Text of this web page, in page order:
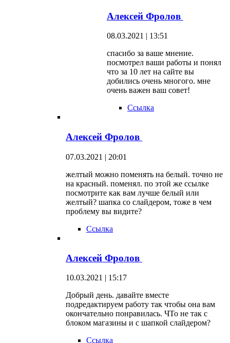
Алексей Фролов
08.03.2021 | 13:51
спасибо за ваше мнение.
посмотрел ваши работы и понял
что за 10 лет на сайте вы
добились очень многого. мне
очень важен ваш совет!
Ссылка
Алексей Фролов
07.03.2021 | 20:01
желтый можно поменять на белый. точно не
на красный. поменял. по этой же ссылке
посмотрите как вам лучше белый или
желтый? шапка со слайдером, тоже в чем
проблему вы видите?
Ссылка
Алексей Фролов
10.03.2021 | 15:17
Добрый день. давайте вместе
подредактируем работу так чтобы она вам
окончательно понравилась. ЧТо не так с
блоком магазины и с шапкой слайдером?
Ссылка